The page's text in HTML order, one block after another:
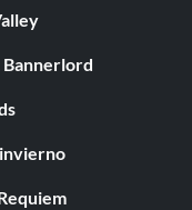
Bannerlord